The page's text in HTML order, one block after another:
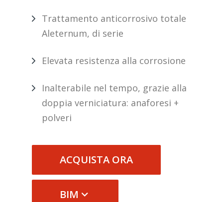
Trattamento anticorrosivo totale
Aleternum, di serie
Elevata resistenza alla corrosione
Inalterabile nel tempo, grazie alla
doppia verniciatura: anaforesi +
polveri
ACQUISTA ORA
BIM